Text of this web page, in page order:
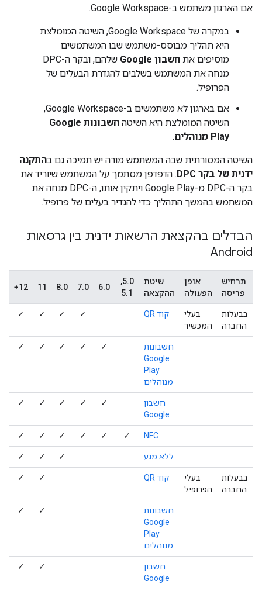
אם הארגון משתמש ב-Google Workspace.
במקרה של Google Workspace, השיטה המומלצת
היא תהליך מבוסס-משתמש שבו המשתמשים
מוסיפים את חשבון Google
שלהם, ובקר ה-DPC
מנחה את המשתמש בשלבים להגדרת הבעלים של
הפרופיל.
אם בארגון לא משתמשים ב-Google Workspace,
השיטה המומלצת היא השיטה
חשבונות Google
Play מנוהלים
.
השיטה המסורתית שבה המשתמש מורה יש תמיכה גם בהתקנה
ידנית של בקר DPC
. הדפדפן מסתמך על המשתמש שיוריד את
בקר ה-DPC מ-Google Play ויתקין אותו, ה-DPC מנחה את
המשתמש בהמשך התהליך כדי להגדיר בעלים של פרופיל.
הבדלים בהקצאת הרשאות ידנית בין גרסאות
Android
תרחיש
פריסה
אופן
הפעולה
שיטת
ההקצאה
5.0,
5.1
6.0
7.0
8.0
11
12+
בבעלות
החברה
בעלי
המכשיר
קוד QR ✓
✓
✓
✓
חשבונות
Google
Play
מנוהלים
✓
✓
✓
✓
✓
חשבון
Google
✓
✓
✓
✓
✓
NFC
✓
✓
✓
✓
✓
✓
ללא מגע ✓
✓
✓
בבעלות
החברה
בעלי
הפרופיל
קוד QR ✓
✓
חשבונות
Google
Play
מנוהלים
✓
✓
חשבון
Google
✓
✓